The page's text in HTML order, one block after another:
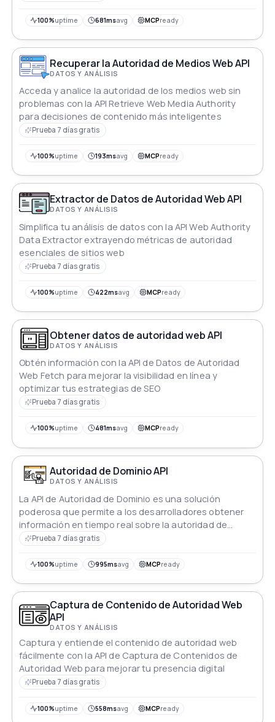
100%uptime 681msavg MCPready
Recuperar la Autoridad de Medios Web API
DATOS Y ANÁLISIS
Acceda y analice la autoridad de los medios web sin
problemas con la API Retrieve Web Media Authority
para decisiones de contenido más inteligentes
Prueba 7 días gratis
100%uptime 193msavg MCPready
Extractor de Datos de Autoridad Web API
DATOS Y ANÁLISIS
Simplifica tu análisis de datos con la API Web Authority
Data Extractor extrayendo métricas de autoridad
esenciales de sitios web
Prueba 7 días gratis
100%uptime 422msavg MCPready
Obtener datos de autoridad web API
DATOS Y ANÁLISIS
Obtén información con la API de Datos de Autoridad
Web Fetch para mejorar la visibilidad en línea y
optimizar tus estrategias de SEO
Prueba 7 días gratis
100%uptime 481msavg MCPready
Autoridad de Dominio API
DATOS Y ANÁLISIS
La API de Autoridad de Dominio es una solución
poderosa que permite a los desarrolladores obtener
información en tiempo real sobre la autoridad de
dominio de un sitio web y las métricas de calidad en
Prueba 7 días gratis
100%uptime 995msavg MCPready
Captura de Contenido de Autoridad Web
API
DATOS Y ANÁLISIS
Captura y entiende el contenido de autoridad web
fácilmente con la API de Captura de Contenidos de
Autoridad Web para mejorar tu presencia digital
Prueba 7 días gratis
100%uptime 558msavg MCPready